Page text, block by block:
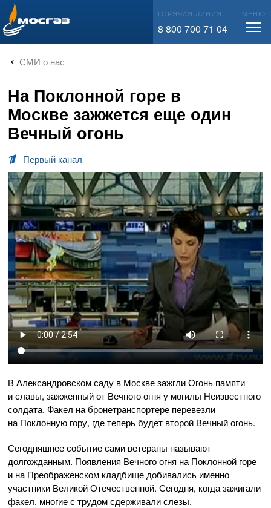
info@mos-gaz.ru ГОРЯЧАЯ ЛИНИЯ
8 800 700 71 04
МЕНЮ
СМИ о нас
На Поклонной горе в
Москве зажжется еще один
Вечный огонь
Первый канал
В Александровском саду в Москве зажгли Огонь памяти
и славы, зажженный от Вечного огня у могилы Неизвестного
солдата. Факел на бронетранспортере перевезли
на Поклонную гору, где теперь будет второй Вечный огонь.
Сегодняшнее событие сами ветераны называют
долгожданным. Появления Вечного огня на Поклонной горе
и на Преображенском кладбище добивались именно
участники Великой Отечественной. Сегодня, когда зажигали
факел, многие с трудом сдерживали слезы.